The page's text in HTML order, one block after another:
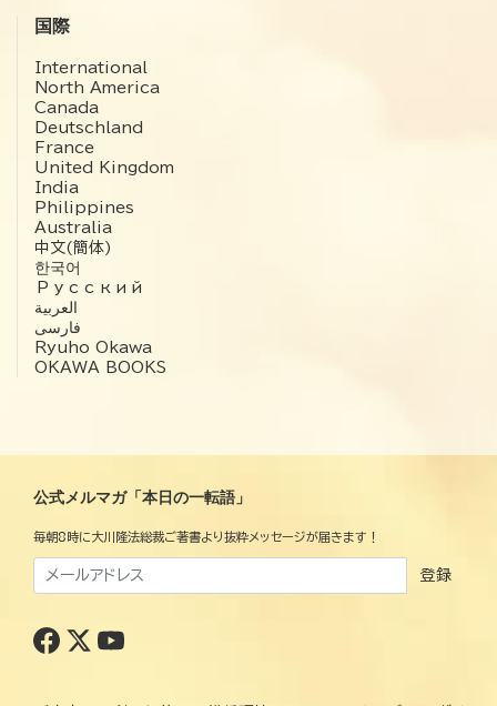
国際
International
North America
Canada
Deutschland
France
United Kingdom
India
Philippines
Australia
中文(簡体)
한국어
Русский
العربية‏
فارسی
Ryuho Okawa
OKAWA BOOKS
公式メルマガ「本日の一転語」
毎朝8時に大川隆法総裁ご著書より抜粋メッセージが届きます！
登録